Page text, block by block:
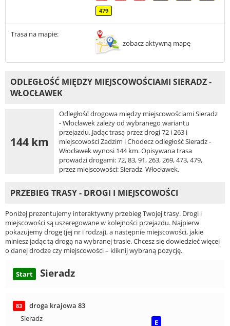
479
Trasa na mapie:
zobacz aktywną mapę
ODLEGŁOŚĆ MIĘDZY MIEJSCOWOŚCIAMI SIERADZ -
WŁOCŁAWEK
144 km
Odległość drogowa między miejscowościami Sieradz
- Włocławek zależy od wybranego wariantu
przejazdu. Jadąc trasą przez drogi 72 i 263 i
miejscowości Zadzim i Chodecz odległość Sieradz -
Włocławek wynosi 144 km. Opisywana trasa
prowadzi drogami: 72, 83, 91, 263, 269, 473, 479,
przez miejscowości: Sieradz, Włocławek.
PRZEBIEG TRASY - DROGI I MIEJSCOWOŚCI
Poniżej prezentujemy interaktywny przebieg Twojej trasy. Drogi i
miejscowości są uszeregowane w kolejności przejazdu. Najpierw
pokazujemy drogę (jej nr i rodzaj), a następnie miejscowości, jakie
miniesz jadąc tą drogą na wybranej trasie. Chcesz się dowiedzieć więcej
o danej drodze czy miejscowości – kliknij wybraną pozycję.
Start Sieradz
83
droga krajowa 83
Sieradz
E